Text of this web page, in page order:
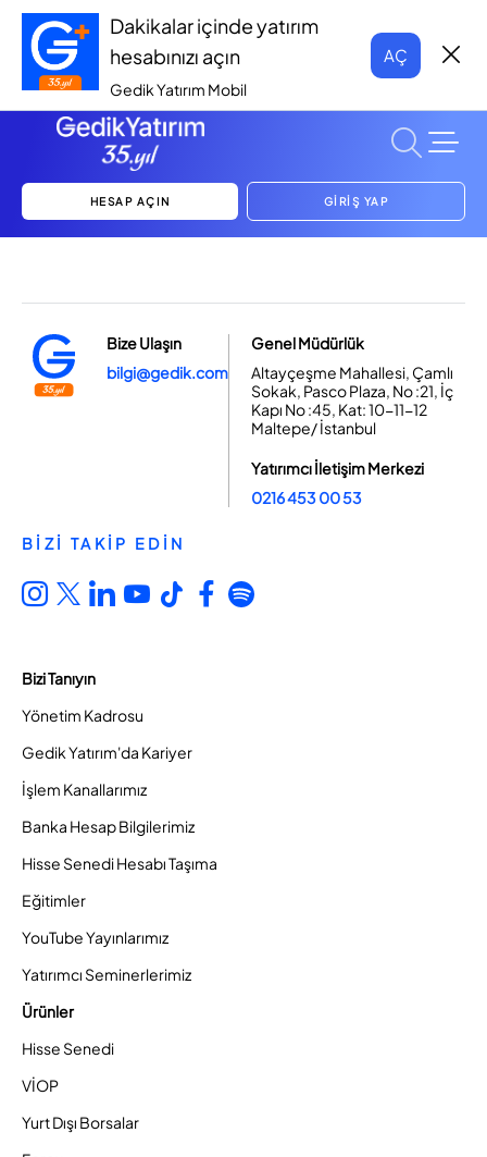
Dakikalar içinde yatırım
hesabınızı açın
Gedik Yatırım Mobil
AÇ
HESAP AÇIN GİRİŞ YAP
Bize Ulaşın
bilgi@gedik.com
Genel Müdürlük
Altayçeşme Mahallesi, Çamlı
Sokak, Pasco Plaza, No :21, İç
Kapı No :45, Kat: 10-11-12
Maltepe/ İstanbul
Yatırımcı İletişim Merkezi
0216 453 00 53
BİZİ TAKİP EDİN
Bizi Tanıyın
Yönetim Kadrosu
Gedik Yatırım'da Kariyer
İşlem Kanallarımız
Banka Hesap Bilgilerimiz
Hisse Senedi Hesabı Taşıma
Eğitimler
YouTube Yayınlarımız
Yatırımcı Seminerlerimiz
Ürünler
Hisse Senedi
VİOP
Yurt Dışı Borsalar